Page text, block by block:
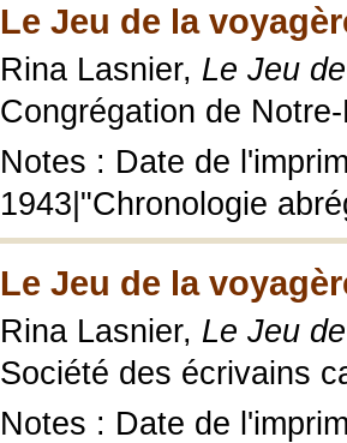
Le Jeu de la
Rina Lasnier, Le Jeu
Congrégation de
Notes : Date de
1943|"Chronologie
Le Jeu de la
Rina Lasnier, Le Jeu
Société des écrivains
Notes : Date de